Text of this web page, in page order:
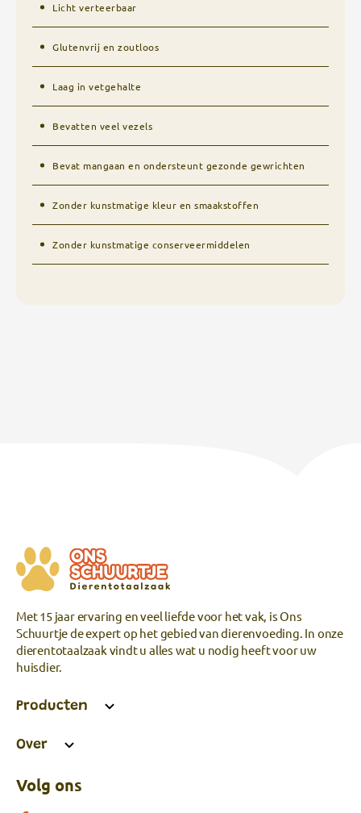
Licht verteerbaar
Glutenvrij en zoutloos
Laag in vetgehalte
Bevatten veel vezels
Bevat mangaan en ondersteunt gezonde gewrichten
Zonder kunstmatige kleur en smaakstoffen
Zonder kunstmatige conserveermiddelen
Met 15 jaar ervaring en veel liefde voor het vak, is Ons
Schuurtje de expert op het gebied van dierenvoeding. In onze
dierentotaalzaak vindt u alles wat u nodig heeft voor uw
huisdier.
Producten
Over
Volg ons